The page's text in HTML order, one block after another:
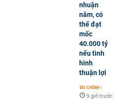
nhuận
năm, có
thể đạt
mốc
40.000 tỷ
nếu tình
hình
thuận lợi
TÀI CHÍNH -
9 giờ trước